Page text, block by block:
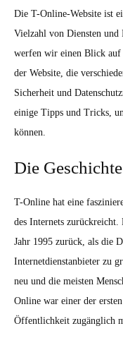
Die T-Online-Website ist
Vielzahl von Diensten
werfen wir einen Blick auf
der Website, die
Sicherheit und
einige Tipps und Tricks,
können.
Die
T-Online hat eine
des Internets
Jahr 1995 zurück, als die
Internetdienstanbieter zu
neu und die meisten
Online war einer der
Öffentlichkeit zugänglich